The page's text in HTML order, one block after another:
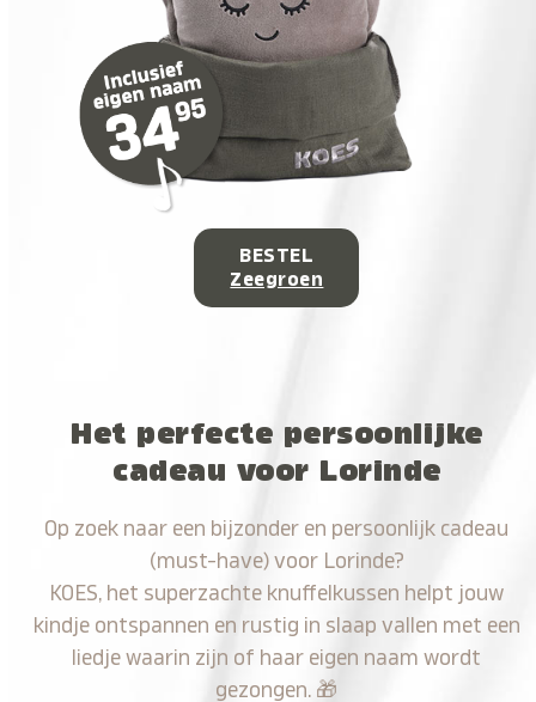
BESTEL
Zeegroen
Het perfecte persoonlijke
cadeau voor Lorinde
Op zoek naar een bijzonder en persoonlijk cadeau
(must-have) voor Lorinde?
KOES, het superzachte knuffelkussen helpt jouw
kindje ontspannen en rustig in slaap vallen met een
liedje waarin zijn of haar eigen naam wordt
gezongen. 🎁